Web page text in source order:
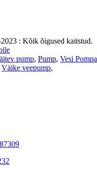
: Kõik õigused kaitstud.
pump, Pump, Vesi Pompa
Väike veepump,